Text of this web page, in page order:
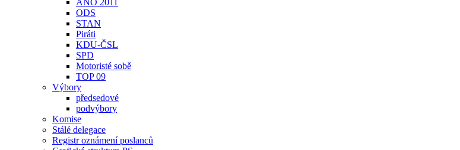
ANO 2011
ODS
STAN
Piráti
KDU-ČSL
SPD
Motoristé sobě
TOP 09
Výbory
předsedové
podvýbory
Komise
Stálé delegace
Registr oznámení poslanců